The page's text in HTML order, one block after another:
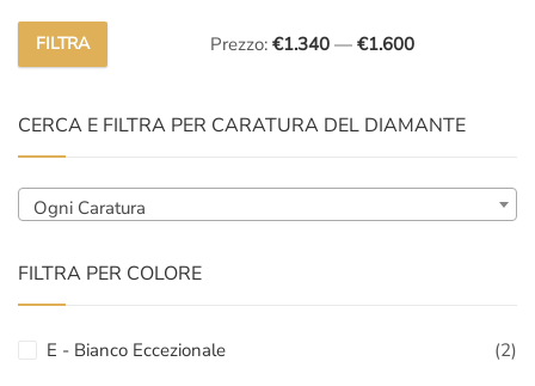
Prezzo
Prezzo
FILTRA Prezzo: €1.340 — €1.600
CERCA E FILTRA PER CARATURA DEL DIAMANTE
Ogni Caratura
FILTRA PER COLORE
E - Bianco Eccezionale (2)